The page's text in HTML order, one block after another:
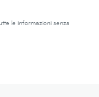
le informazioni senza